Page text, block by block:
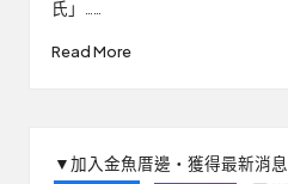
氏」……
Read More
▼加入金魚厝邊‧獲得最新消息